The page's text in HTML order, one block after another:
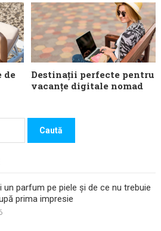
de
Destinații perfecte pentru
vacanțe digitale nomad
un parfum pe piele și de ce nu trebuie
prima impresie